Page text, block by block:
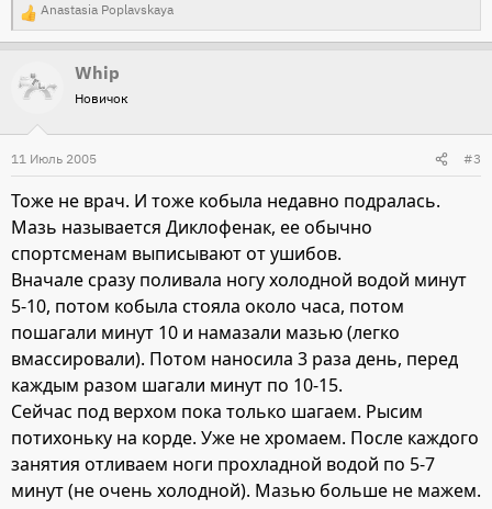
Р
е
а
к
и
и
:
Anastasia Poplavskaya
Whip
Новичок
11 Июль 2005 #3
Тоже не врач. И тоже кобыла недавно подралась.
Мазь называется Диклофенак, ее обычно
спортсменам выписывают от ушибов.
Вначале сразу поливала ногу холодной водой минут
5-10, потом кобыла стояла около часа, потом
пошагали минут 10 и намазали мазью (легко
вмассировали). Потом наносила 3 раза день, перед
каждым разом шагали минут по 10-15.
Сейчас под верхом пока только шагаем. Рысим
потихоньку на корде. Уже не хромаем. После каждого
занятия отливаем ноги прохладной водой по 5-7
минут (не очень холодной). Мазью больше не мажем.